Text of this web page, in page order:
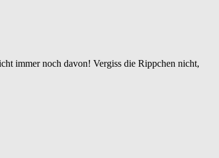
immer noch davon! Vergiss die Rippchen nicht,